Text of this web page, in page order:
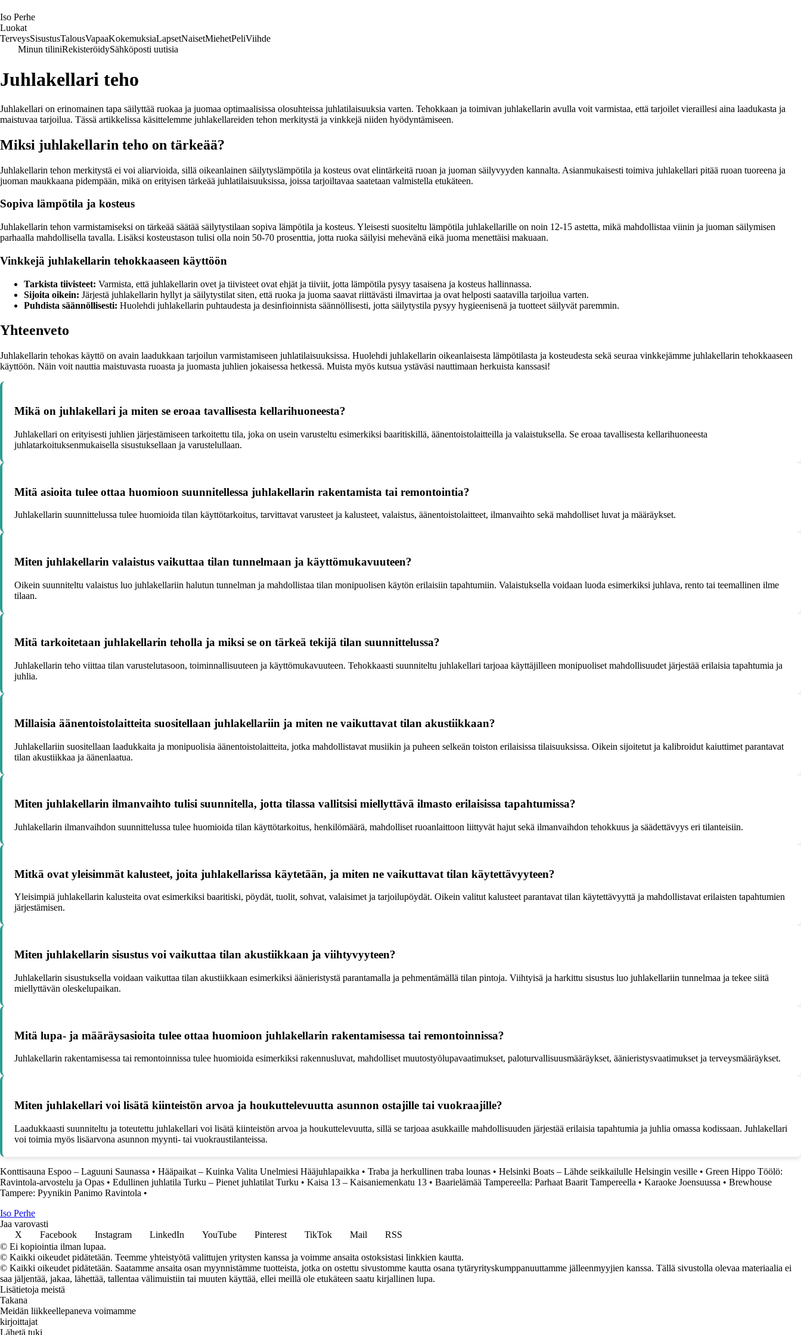
Iso Perhe
Luokat
TerveysSisustusTalousVapaaKokemuksiaLapsetNaisetMiehetPeliViihde
Minun tiliniRekisteröidySähköposti uutisia
Juhlakellari teho
Juhlakellari on erinomainen tapa säilyttää ruokaa ja juomaa optimaalisissa olosuhteissa juhlatilaisuuksia varten. Tehokkaan ja toimivan juhlakellarin avulla voit varmistaa, että tarjoilet vieraillesi aina laadukasta ja
maistuvaa tarjoilua. Tässä artikkelissa käsittelemme juhlakellareiden tehon merkitystä ja vinkkejä niiden hyödyntämiseen.
Miksi juhlakellarin teho on tärkeää?
Juhlakellarin tehon merkitystä ei voi aliarvioida, sillä oikeanlainen säilytyslämpötila ja kosteus ovat elintärkeitä ruoan ja juoman säilyvyyden kannalta. Asianmukaisesti toimiva juhlakellari pitää ruoan tuoreena ja
juoman maukkaana pidempään, mikä on erityisen tärkeää juhlatilaisuuksissa, joissa tarjoiltavaa saatetaan valmistella etukäteen.
Sopiva lämpötila ja kosteus
Juhlakellarin tehon varmistamiseksi on tärkeää säätää säilytystilaan sopiva lämpötila ja kosteus. Yleisesti suositeltu lämpötila juhlakellarille on noin 12-15 astetta, mikä mahdollistaa viinin ja juoman säilymisen
parhaalla mahdollisella tavalla. Lisäksi kosteustason tulisi olla noin 50-70 prosenttia, jotta ruoka säilyisi mehevänä eikä juoma menettäisi makuaan.
Vinkkejä juhlakellarin tehokkaaseen käyttöön
Tarkista tiivisteet: Varmista, että juhlakellarin ovet ja tiivisteet ovat ehjät ja tiiviit, jotta lämpötila pysyy tasaisena ja kosteus hallinnassa.
Sijoita oikein: Järjestä juhlakellarin hyllyt ja säilytystilat siten, että ruoka ja juoma saavat riittävästi ilmavirtaa ja ovat helposti saatavilla tarjoilua varten.
Puhdista säännöllisesti: Huolehdi juhlakellarin puhtaudesta ja desinfioinnista säännöllisesti, jotta säilytystila pysyy hygieenisenä ja tuotteet säilyvät paremmin.
Yhteenveto
Juhlakellarin tehokas käyttö on avain laadukkaan tarjoilun varmistamiseen juhlatilaisuuksissa. Huolehdi juhlakellarin oikeanlaisesta lämpötilasta ja kosteudesta sekä seuraa vinkkejämme juhlakellarin tehokkaaseen
käyttöön. Näin voit nauttia maistuvasta ruoasta ja juomasta juhlien jokaisessa hetkessä. Muista myös kutsua ystäväsi nauttimaan herkuista kanssasi!
Mikä on juhlakellari ja miten se eroaa tavallisesta kellarihuoneesta?
Juhlakellari on erityisesti juhlien järjestämiseen tarkoitettu tila, joka on usein varusteltu esimerkiksi baaritiskillä, äänentoistolaitteilla ja valaistuksella. Se eroaa tavallisesta kellarihuoneesta
juhlatarkoituksenmukaisella sisustuksellaan ja varustelullaan.
Mitä asioita tulee ottaa huomioon suunnitellessa juhlakellarin rakentamista tai remontointia?
Juhlakellarin suunnittelussa tulee huomioida tilan käyttötarkoitus, tarvittavat varusteet ja kalusteet, valaistus, äänentoistolaitteet, ilmanvaihto sekä mahdolliset luvat ja määräykset.
Miten juhlakellarin valaistus vaikuttaa tilan tunnelmaan ja käyttömukavuuteen?
Oikein suunniteltu valaistus luo juhlakellariin halutun tunnelman ja mahdollistaa tilan monipuolisen käytön erilaisiin tapahtumiin. Valaistuksella voidaan luoda esimerkiksi juhlava, rento tai teemallinen ilme
tilaan.
Mitä tarkoitetaan juhlakellarin teholla ja miksi se on tärkeä tekijä tilan suunnittelussa?
Juhlakellarin teho viittaa tilan varustelutasoon, toiminnallisuuteen ja käyttömukavuuteen. Tehokkaasti suunniteltu juhlakellari tarjoaa käyttäjilleen monipuoliset mahdollisuudet järjestää erilaisia tapahtumia ja
juhlia.
Millaisia äänentoistolaitteita suositellaan juhlakellariin ja miten ne vaikuttavat tilan akustiikkaan?
Juhlakellariin suositellaan laadukkaita ja monipuolisia äänentoistolaitteita, jotka mahdollistavat musiikin ja puheen selkeän toiston erilaisissa tilaisuuksissa. Oikein sijoitetut ja kalibroidut kaiuttimet parantavat
tilan akustiikkaa ja äänenlaatua.
Miten juhlakellarin ilmanvaihto tulisi suunnitella, jotta tilassa vallitsisi miellyttävä ilmasto erilaisissa tapahtumissa?
Juhlakellarin ilmanvaihdon suunnittelussa tulee huomioida tilan käyttötarkoitus, henkilömäärä, mahdolliset ruoanlaittoon liittyvät hajut sekä ilmanvaihdon tehokkuus ja säädettävyys eri tilanteisiin.
Mitkä ovat yleisimmät kalusteet, joita juhlakellarissa käytetään, ja miten ne vaikuttavat tilan käytettävyyteen?
Yleisimpiä juhlakellarin kalusteita ovat esimerkiksi baaritiski, pöydät, tuolit, sohvat, valaisimet ja tarjoilupöydät. Oikein valitut kalusteet parantavat tilan käytettävyyttä ja mahdollistavat erilaisten tapahtumien
järjestämisen.
Miten juhlakellarin sisustus voi vaikuttaa tilan akustiikkaan ja viihtyvyyteen?
Juhlakellarin sisustuksella voidaan vaikuttaa tilan akustiikkaan esimerkiksi äänieristystä parantamalla ja pehmentämällä tilan pintoja. Viihtyisä ja harkittu sisustus luo juhlakellariin tunnelmaa ja tekee siitä
miellyttävän oleskelupaikan.
Mitä lupa- ja määräysasioita tulee ottaa huomioon juhlakellarin rakentamisessa tai remontoinnissa?
Juhlakellarin rakentamisessa tai remontoinnissa tulee huomioida esimerkiksi rakennusluvat, mahdolliset muutostyölupavaatimukset, paloturvallisuusmääräykset, äänieristysvaatimukset ja terveysmääräykset.
Miten juhlakellari voi lisätä kiinteistön arvoa ja houkuttelevuutta asunnon ostajille tai vuokraajille?
Laadukkaasti suunniteltu ja toteutettu juhlakellari voi lisätä kiinteistön arvoa ja houkuttelevuutta, sillä se tarjoaa asukkaille mahdollisuuden järjestää erilaisia tapahtumia ja juhlia omassa kodissaan. Juhlakellari
voi toimia myös lisäarvona asunnon myynti- tai vuokraustilanteissa.
Konttisauna Espoo – Laguuni Saunassa • Hääpaikat – Kuinka Valita Unelmiesi Hääjuhlapaikka • Traba ja herkullinen traba lounas • Helsinki Boats – Lähde seikkailulle Helsingin vesille • Green Hippo Töölö:
Ravintola-arvostelu ja Opas • Edullinen juhlatila Turku – Pienet juhlatilat Turku • Kaisa 13 – Kaisaniemenkatu 13 • Baarielämää Tampereella: Parhaat Baarit Tampereella • Karaoke Joensuussa • Brewhouse
Tampere: Pyynikin Panimo Ravintola •
Iso Perhe
Jaa varovasti
X
Facebook Instagram LinkedIn YouTube Pinterest TikTok Mail
RSS
© Ei kopiointia ilman lupaa.
© Kaikki oikeudet pidätetään. Teemme yhteistyötä valittujen yritysten kanssa ja voimme ansaita ostoksistasi linkkien kautta.
© Kaikki oikeudet pidätetään. Saatamme ansaita osan myynnistämme tuotteista, jotka on ostettu sivustomme kautta osana tytäryrityskumppanuuttamme jälleenmyyjien kanssa. Tällä sivustolla olevaa materiaalia ei
saa jäljentää, jakaa, lähettää, tallentaa välimuistiin tai muuten käyttää, ellei meillä ole etukäteen saatu kirjallinen lupa.
Lisätietoja meistä
Takana
Meidän liikkeellepaneva voimamme
kirjoittajat
Lähetä tuki